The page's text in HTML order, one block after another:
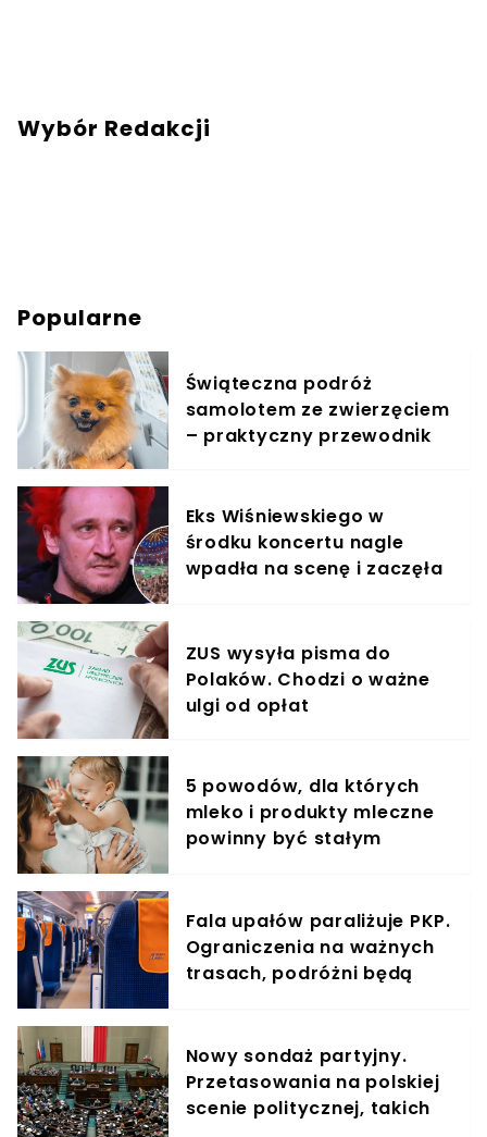
Wybór Redakcji
Popularne
Świąteczna podróż
samolotem ze zwierzęciem
– praktyczny przewodnik
Eks Wiśniewskiego w
środku koncertu nagle
wpadła na scenę i zaczęła
ZUS wysyła pisma do
Polaków. Chodzi o ważne
ulgi od opłat
5 powodów, dla których
mleko i produkty mleczne
powinny być stałym
Fala upałów paraliżuje PKP.
Ograniczenia na ważnych
trasach, podróżni będą
Nowy sondaż partyjny.
Przetasowania na polskiej
scenie politycznej, takich